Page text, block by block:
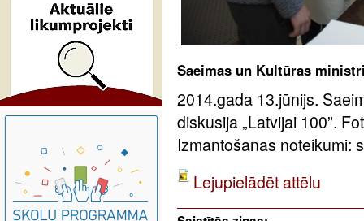
Saeimas un Kultūras
2014.gada 13.jūnijs.
diskusija „Latvijai 100”.
Izmantošanas noteikumi:
Lejupielādēt attēlu